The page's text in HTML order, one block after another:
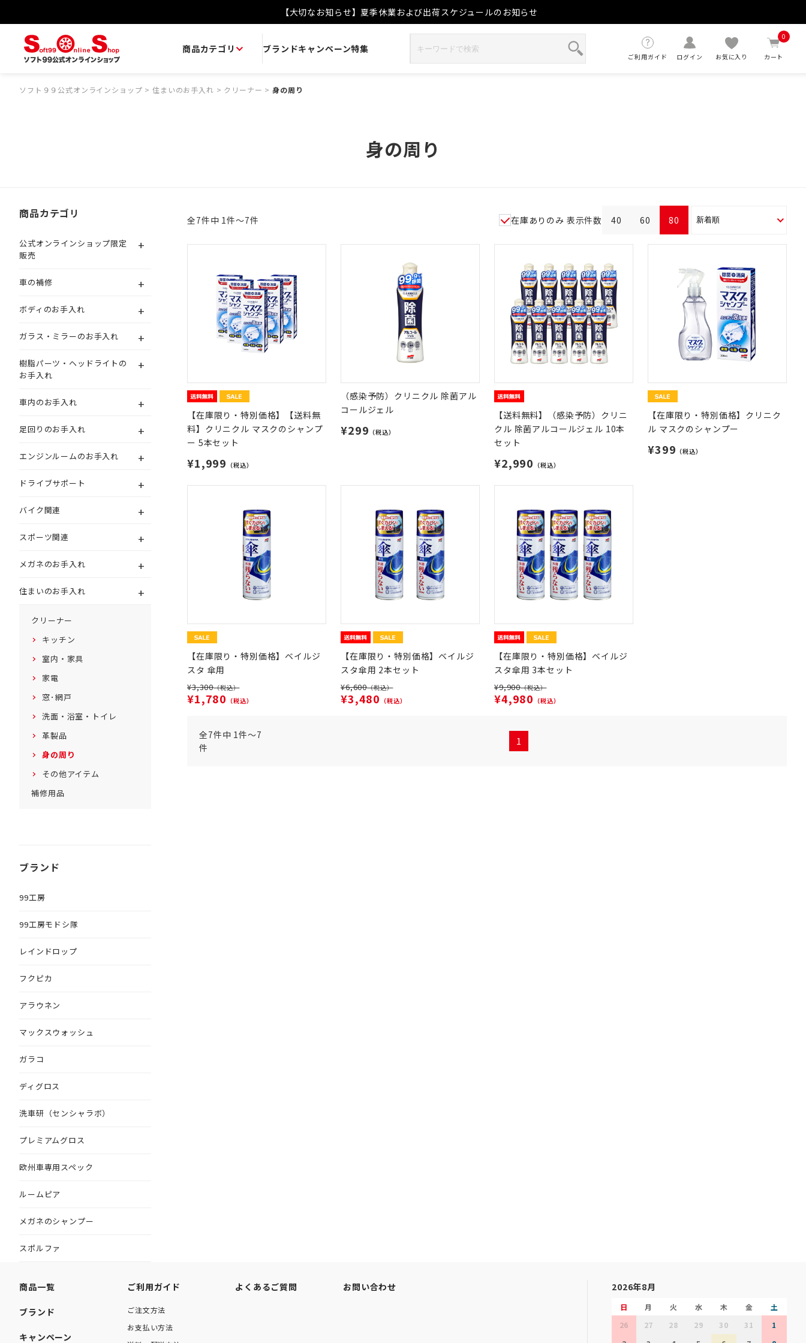
【大切なお知らせ】夏季休業および出荷スケジュールのお知らせ
商品カテゴリ ブランドキャンペーン特集
ご利用ガイド ログイン お気に入り カート
0
ソフト９９公式オンラインショップ > 住まいのお手入れ > クリーナー > 身の周り
身の周り
商品カテゴリ
公式オンラインショップ限定
販売
+
車の補修 +
ボディのお手入れ +
ガラス・ミラーのお手入れ +
樹脂パーツ・ヘッドライトの
お手入れ
+
車内のお手入れ +
足回りのお手入れ +
エンジンルームのお手入れ +
ドライブサポート +
バイク関連 +
スポーツ関連 +
メガネのお手入れ +
住まいのお手入れ +
クリーナー
キッチン
室内・家具
家電
窓･網戸
洗面・浴室・トイレ
革製品
身の周り
その他アイテム
補修用品
ブランド
99工房
99工房モドシ隊
レインドロップ
フクピカ
アラウネン
マックスウォッシュ
ガラコ
ディグロス
洗車研（センシャラボ）
プレミアムグロス
欧州車専用スペック
ルームピア
メガネのシャンプー
スポルファ
全7件中 1件～7件 在庫ありのみ 表示件数 40 60 80
【在庫限り・特別価格】【送料無
料】クリニクル マスクのシャンプ
ー 5本セット
¥1,999 （税込）
（感染予防）クリニクル 除菌アル
コールジェル
¥299 （税込）
【送料無料】（感染予防）クリニ
クル 除菌アルコールジェル 10本
セット
¥2,990 （税込）
【在庫限り・特別価格】クリニク
ル マスクのシャンプー
¥399 （税込）
【在庫限り・特別価格】ベイルジ
スタ 傘用
¥3,300（税込）
¥1,780 （税込）
【在庫限り・特別価格】ベイルジ
スタ傘用 2本セット
¥6,600（税込）
¥3,480 （税込）
【在庫限り・特別価格】ベイルジ
スタ傘用 3本セット
¥9,900（税込）
¥4,980 （税込）
全7件中 1件～7
件
1
商品一覧
ブランド
キャンペーン
ご利用ガイド
ご注文方法
お支払い方法
よくあるご質問 お問い合わせ 2026年8月
日 月 火 水 木 金
土
26
27 28 29 30 31
1